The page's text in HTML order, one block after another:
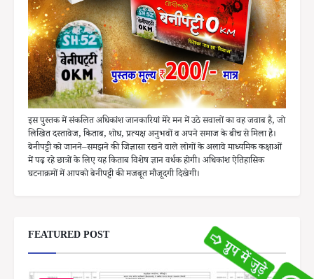
इस पुस्तक में संकलित अधिकांश जानकारियां मेरे मन में उठे सवालों का वह जवाब है, जो
लिखित दस्तावेज, किताब, शोध, प्रत्यक्ष अनुभवों व अपने समाज के बीच से मिला है।
बेनीपट्टी को जानने–समझने की जिज्ञासा रखने वाले लोगों के अलावे माध्यमिक कक्षाओं
में पढ़ रहे छात्रों के लिए यह किताब विशेष ज्ञान वर्धक होगी। अधिकांश ऐतिहासिक
घटनाक्रमों में आपको बेनीपट्टी की मजबूत मौजूदगी दिखेगी।
FEATURED POST